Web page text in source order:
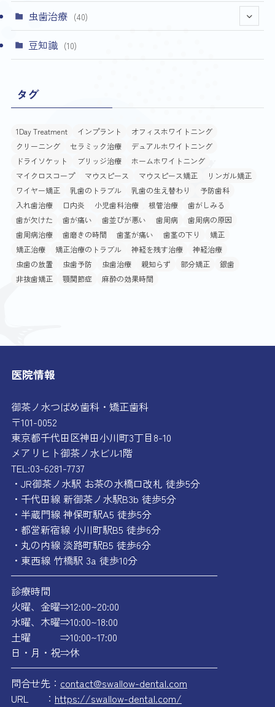
虫歯治療 (40)
豆知識 (10)
タグ
1Day Treatment インプラント
オフィスホワイトニング
クリーニング
セラミック治療
デュアルホワイトニング
ドライソケット
ブリッジ治療
ホームホワイトニング
マイクロスコープ
マウスピース マウスピース矯正
リンガル矯正
ワイヤー矯正
乳歯のトラブル 乳歯の生え替わり
予防歯科
入れ歯治療
口内炎 小児歯科治療 根管治療
歯がしみる
歯が欠けた
歯が痛い 歯並びが悪い 歯周病
歯周病の原因
歯周病治療
歯磨きの時間 歯茎が痛い 歯茎の下り
矯正
矯正治療
矯正治療のトラブル 神経を残す治療
神経治療
虫歯の放置
虫歯予防 虫歯治療 親知らず 部分矯正
銀歯
非抜歯矯正
顎関節症 麻酔の効果時間
医院情報
御茶ノ水つばめ歯科・矯正歯科
〒101-0052
東京都千代田区神田小川町3丁目8-10
メアリヒト御茶ノ水ビル1階
TEL:03-6281-7737
・JR御茶ノ水駅 お茶の水橋口改札 徒歩5分
・千代田線 新御茶ノ水駅B3b 徒歩5分
・半蔵門線 神保町駅A5 徒歩5分
・都営新宿線 小川町駅B5 徒歩6分
・丸の内線 淡路町駅B5 徒歩6分
・東西線 竹橋駅 3a 徒歩10分
—————————————————————
診療時間
火曜、金曜⇒12:00~20:00
水曜、木曜⇒10:00~18:00
土曜 ⇒10:00~17:00
日・月・祝⇒休
—————————————————————
問合せ先： contact@swallow-dental.com
URL ： https://swallow-dental.com/